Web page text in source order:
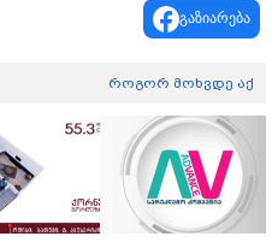
გაზიარება
როგორ მოხვდე აქ